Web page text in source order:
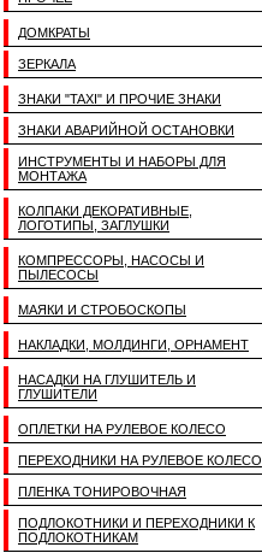
ДОМКРАТЫ
ЗЕРКАЛА
ЗНАКИ "TAXI" И ПРОЧИЕ ЗНАКИ
ЗНАКИ АВАРИЙНОЙ ОСТАНОВКИ
ИНСТРУМЕНТЫ И НАБОРЫ ДЛЯ
МОНТАЖА
КОЛПАКИ ДЕКОРАТИВНЫЕ,
ЛОГОТИПЫ, ЗАГЛУШКИ
КОМПРЕССОРЫ, НАСОСЫ И
ПЫЛЕСОСЫ
МАЯКИ И СТРОБОСКОПЫ
НАКЛАДКИ, МОЛДИНГИ, ОРНАМЕНТ
НАСАДКИ НА ГЛУШИТЕЛЬ И
ГЛУШИТЕЛИ
ОПЛЕТКИ НА РУЛЕВОЕ КОЛЕСО
ПЕРЕХОДНИКИ НА РУЛЕВОЕ КОЛЕСО
ПЛЕНКА ТОНИРОВОЧНАЯ
ПОДЛОКОТНИКИ И ПЕРЕХОДНИКИ К
ПОДЛОКОТНИКАМ